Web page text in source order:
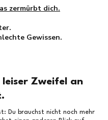
zermürbt dich.
Gewissen.
Zweifel an
Du brauchst nicht noch mehr